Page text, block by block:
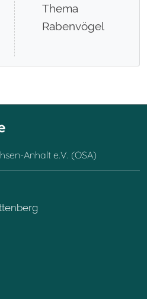
Thema
Rabenvögel
Anhalt e.V. (OSA)